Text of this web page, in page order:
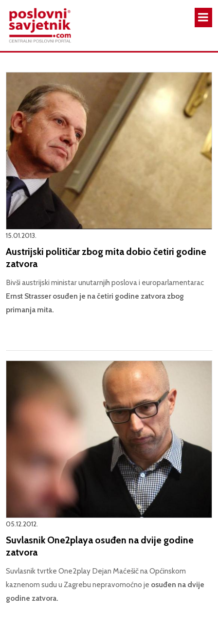
15.01.2013.
Austrijski političar zbog mita dobio četiri godine
zatvora
Bivši austrijski ministar unutarnjih poslova i europarlamentarac
Ernst Strasser osuđen je na četiri godine zatvora zbog
primanja mita.
05.12.2012.
Suvlasnik One2playa osuđen na dvije godine
zatvora
Suvlasnik tvrtke One2play Dejan Maćešič na Općinskom
kaznenom sudu u Zagrebu nepravomoćno je osuđen na dvije
godine zatvora.